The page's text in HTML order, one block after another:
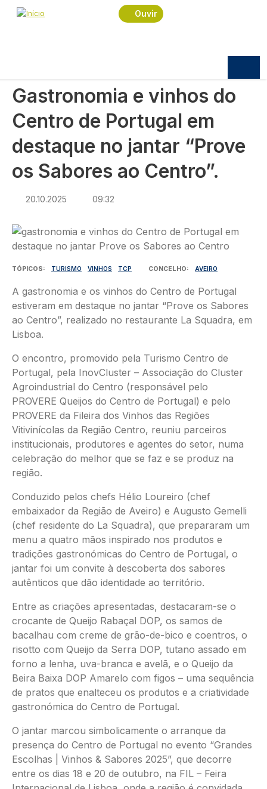
Passar para o conteúdo principal
Ouvir
Navegação estrutural
Início
Economia
Gastronomia e vinhos do Centro de Portugal em
Gastronomia e vinhos do
Centro de Portugal em
destaque no jantar “Prove
os Sabores ao Centro”.
20.10.2025 09:32
Imagem
TÓPICOS TURISMO VINHOS TCP CONCELHO AVEIRO
A gastronomia e os vinhos do Centro de Portugal
estiveram em destaque no jantar “Prove os Sabores
ao Centro”, realizado no restaurante La Squadra, em
Lisboa.
O encontro, promovido pela Turismo Centro de
Portugal, pela InovCluster – Associação do Cluster
Agroindustrial do Centro (responsável pelo
PROVERE Queijos do Centro de Portugal) e pelo
PROVERE da Fileira dos Vinhos das Regiões
Vitivinícolas da Região Centro, reuniu parceiros
institucionais, produtores e agentes do setor, numa
celebração do melhor que se faz e se produz na
região.
Conduzido pelos chefs Hélio Loureiro (chef
embaixador da Região de Aveiro) e Augusto Gemelli
(chef residente do La Squadra), que prepararam um
menu a quatro mãos inspirado nos produtos e
tradições gastronómicas do Centro de Portugal, o
jantar foi um convite à descoberta dos sabores
autênticos que dão identidade ao território.
Entre as criações apresentadas, destacaram-se o
crocante de Queijo Rabaçal DOP, os samos de
bacalhau com creme de grão-de-bico e coentros, o
risotto com Queijo da Serra DOP, tutano assado em
forno a lenha, uva-branca e avelã, e o Queijo da
Beira Baixa DOP Amarelo com figos – uma sequência
de pratos que enalteceu os produtos e a criatividade
gastronómica do Centro de Portugal.
O jantar marcou simbolicamente o arranque da
presença do Centro de Portugal no evento “Grandes
Escolhas | Vinhos & Sabores 2025”, que decorre
entre os dias 18 e 20 de outubro, na FIL – Feira